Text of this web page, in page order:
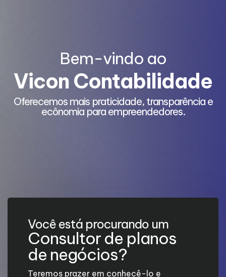
Bem-vindo ao
Vicon Contabilidade
Oferecemos mais praticidade, transparência e
ecônomia para empreendedores.
Você está procurando um
Consultor de planos
de negócios?
Teremos prazer em conhecê-lo e